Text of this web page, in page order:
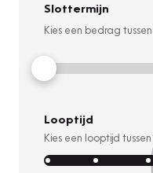
Slottermijn
Kies een bedrag tussen
Looptijd
Kies een looptijd tussen